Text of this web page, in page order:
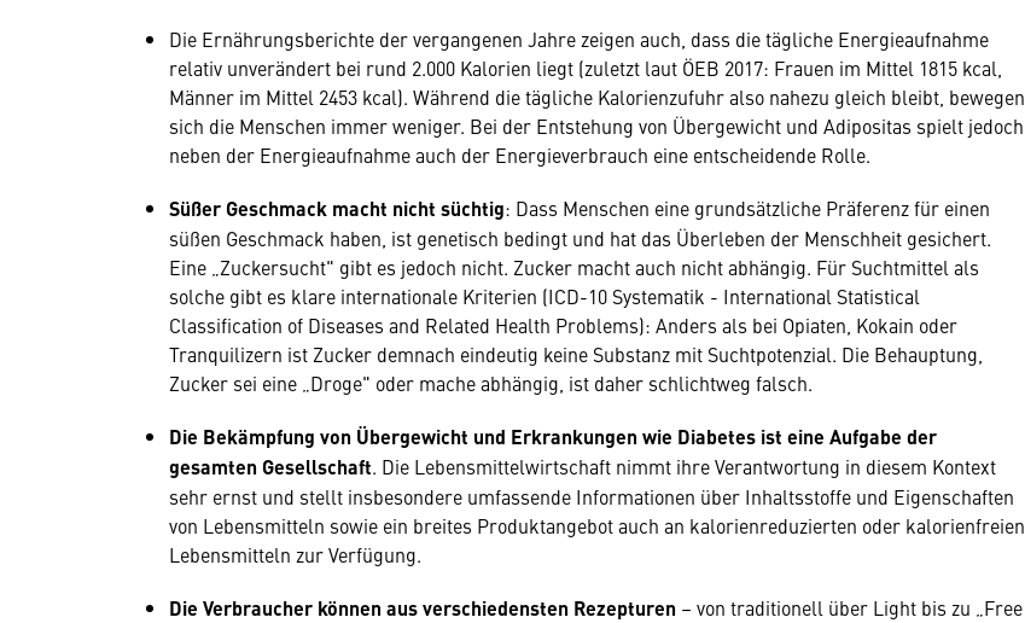
Die Ernährungsberichte der vergangenen Jahre zeigen auch, dass die tägliche Energieaufnahme
relativ unverändert bei rund 2.000 Kalorien liegt (zuletzt laut ÖEB 2017: Frauen im Mittel 1815 kcal,
Männer im Mittel 2453 kcal). Während die tägliche Kalorienzufuhr also nahezu gleich bleibt, bewegen
sich die Menschen immer weniger. Bei der Entstehung von Übergewicht und Adipositas spielt jedoch
neben der Energieaufnahme auch der Energieverbrauch eine entscheidende Rolle.
Süßer Geschmack macht nicht süchtig: Dass Menschen eine grundsätzliche Präferenz für einen
süßen Geschmack haben, ist genetisch bedingt und hat das Überleben der Menschheit gesichert.
Eine „Zuckersucht" gibt es jedoch nicht. Zucker macht auch nicht abhängig. Für Suchtmittel als
solche gibt es klare internationale Kriterien (ICD-10 Systematik - International Statistical
Classification of Diseases and Related Health Problems): Anders als bei Opiaten, Kokain oder
Tranquilizern ist Zucker demnach eindeutig keine Substanz mit Suchtpotenzial. Die Behauptung,
Zucker sei eine „Droge" oder mache abhängig, ist daher schlichtweg falsch.
Die Bekämpfung von Übergewicht und Erkrankungen wie Diabetes ist eine Aufgabe der
gesamten Gesellschaft. Die Lebensmittelwirtschaft nimmt ihre Verantwortung in diesem Kontext
sehr ernst und stellt insbesondere umfassende Informationen über Inhaltsstoffe und Eigenschaften
von Lebensmitteln sowie ein breites Produktangebot auch an kalorienreduzierten oder kalorienfreien
Lebensmitteln zur Verfügung.
Die Verbraucher können aus verschiedensten Rezepturen – von traditionell über Light bis zu „Free